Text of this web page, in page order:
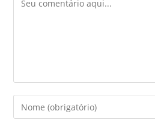
Digite
seu